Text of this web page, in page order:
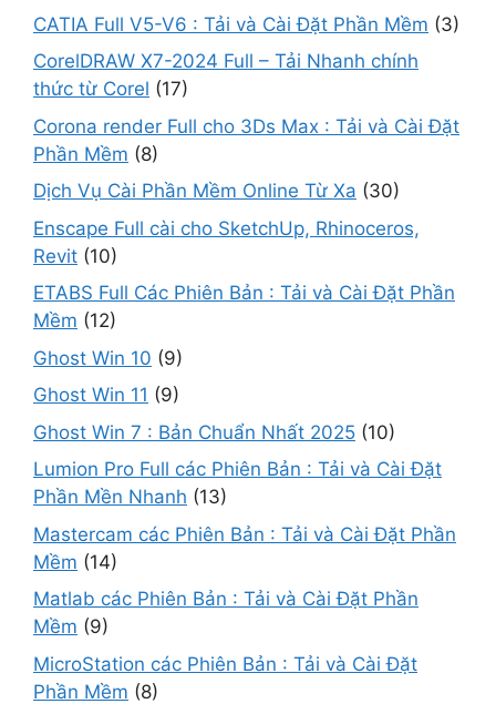
CATIA Full V5-V6 : Tải và Cài Đặt Phần Mềm (3)
CorelDRAW X7-2024 Full – Tải Nhanh chính
thức từ Corel (17)
Corona render Full cho 3Ds Max : Tải và Cài Đặt
Phần Mềm (8)
Dịch Vụ Cài Phần Mềm Online Từ Xa (30)
Enscape Full cài cho SketchUp, Rhinoceros,
Revit (10)
ETABS Full Các Phiên Bản : Tải và Cài Đặt Phần
Mềm (12)
Ghost Win 10 (9)
Ghost Win 11 (9)
Ghost Win 7 : Bản Chuẩn Nhất 2025 (10)
Lumion Pro Full các Phiên Bản : Tải và Cài Đặt
Phần Mền Nhanh (13)
Mastercam các Phiên Bản : Tải và Cài Đặt Phần
Mềm (14)
Matlab các Phiên Bản : Tải và Cài Đặt Phần
Mềm (9)
MicroStation các Phiên Bản : Tải và Cài Đặt
Phần Mềm (8)